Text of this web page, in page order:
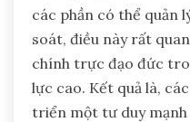
các phần có thể quản
soát, điều này rất
chính trực đạo đức
lực cao. Kết quả là,
triển một tư duy mạnh